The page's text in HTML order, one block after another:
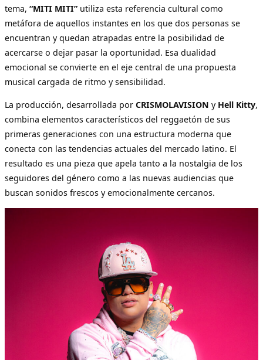
tema, “MITI MITI” utiliza esta referencia cultural como
metáfora de aquellos instantes en los que dos personas se
encuentran y quedan atrapadas entre la posibilidad de
acercarse o dejar pasar la oportunidad. Esa dualidad
emocional se convierte en el eje central de una propuesta
musical cargada de ritmo y sensibilidad.
La producción, desarrollada por CRISMOLAVISION y Hell Kitty,
combina elementos característicos del reggaetón de sus
primeras generaciones con una estructura moderna que
conecta con las tendencias actuales del mercado latino. El
resultado es una pieza que apela tanto a la nostalgia de los
seguidores del género como a las nuevas audiencias que
buscan sonidos frescos y emocionalmente cercanos.